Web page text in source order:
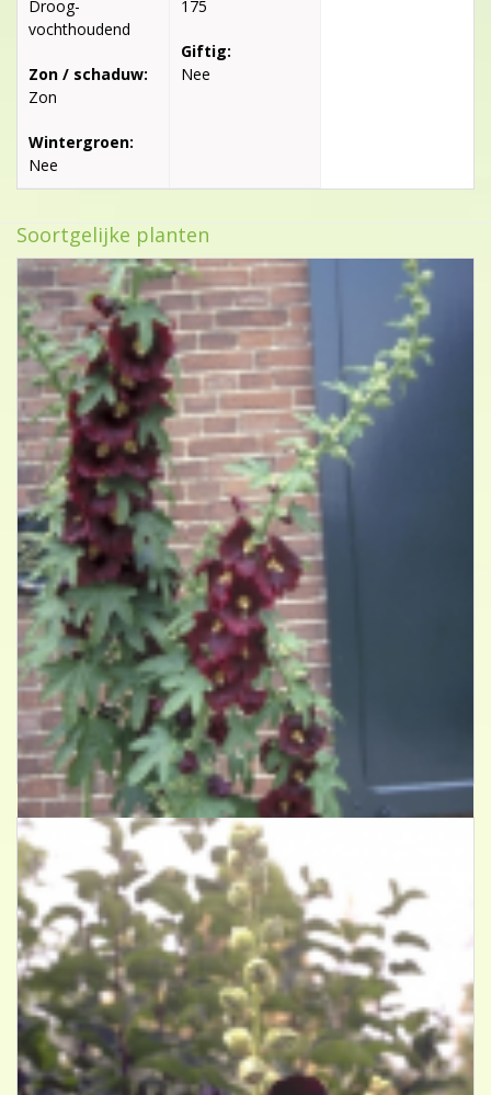
Droog-
vochthoudend
Zon / schaduw:
Zon
Wintergroen:
Nee
175
Giftig:
Nee
Soortgelijke planten
Stokroos
Alcea ficifolia 'Donkerrood'